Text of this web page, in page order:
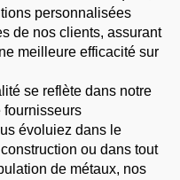
personnalisées
de nos clients, assurant
meilleure efficacité sur
se reflète dans notre
fournisseurs
évoluiez dans le
ou dans tout
de métaux, nos